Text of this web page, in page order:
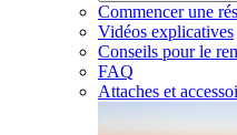
Commencer une
Vidéos explicatives
Conseils pour le
FAQ
Attaches et